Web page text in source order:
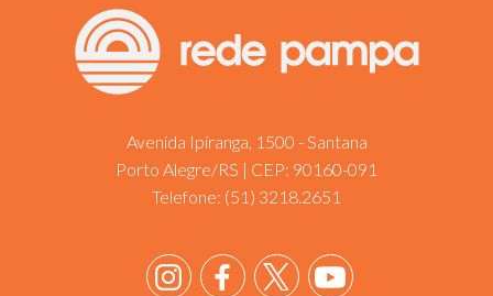
Avenida Ipiranga, 1500 - Santana
Porto Alegre/RS | CEP: 90160-091
Telefone: (51) 3218.2651